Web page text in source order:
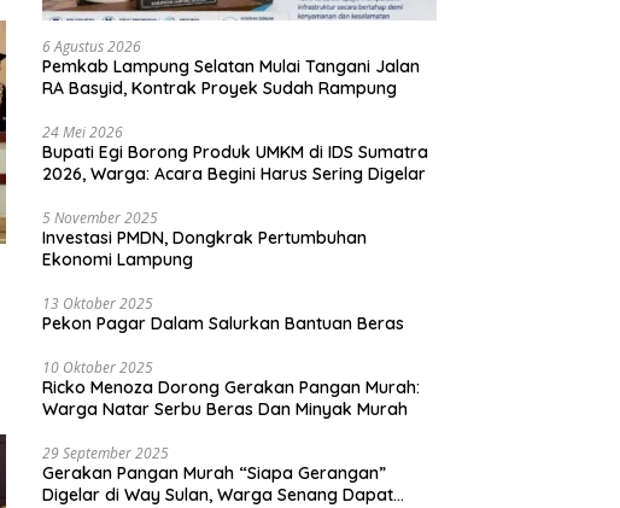
6 Agustus 2026
Pemkab Lampung Selatan Mulai Tangani Jalan
RA Basyid, Kontrak Proyek Sudah Rampung
24 Mei 2026
Bupati Egi Borong Produk UMKM di IDS Sumatra
2026, Warga: Acara Begini Harus Sering Digelar
5 November 2025
Investasi PMDN, Dongkrak Pertumbuhan
Ekonomi Lampung
13 Oktober 2025
Pekon Pagar Dalam Salurkan Bantuan Beras
10 Oktober 2025
Ricko Menoza Dorong Gerakan Pangan Murah:
Warga Natar Serbu Beras Dan Minyak Murah
29 September 2025
Gerakan Pangan Murah “Siapa Gerangan”
Digelar di Way Sulan, Warga Senang Dapat